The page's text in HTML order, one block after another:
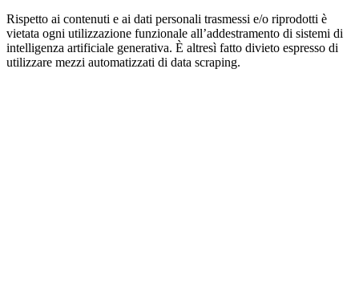
Rispetto ai contenuti e ai dati personali trasmessi e/o riprodotti è
vietata ogni utilizzazione funzionale all’addestramento di sistemi di
intelligenza artificiale generativa. È altresì fatto divieto espresso di
utilizzare mezzi automatizzati di data scraping.